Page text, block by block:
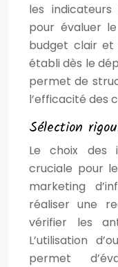
les
pour évaluer
budget clair
établi dès le
permet de
l’efficacité des
Sélection
Le choix des
cruciale pour
marketing
réaliser une
vérifier les
L’utilisation
permet